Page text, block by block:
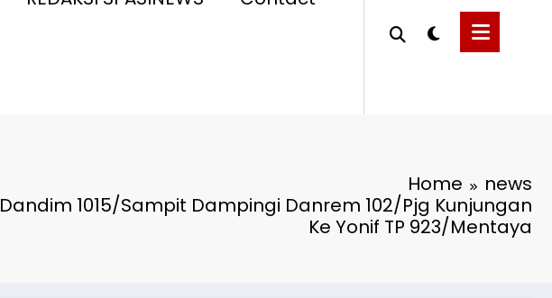
Home
news
Dandim 1015/Sampit Dampingi Danrem 102/Pjg Kunjungan
Ke Yonif TP 923/Mentaya